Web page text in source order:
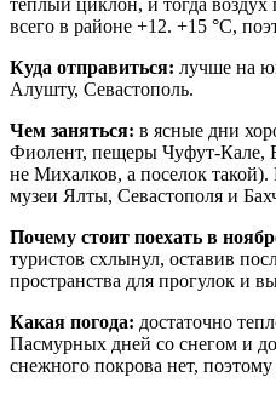
всего в районе +12. +15 °С,
Куда отправиться: лучше на
Алушту, Севастополь.
Чем заняться: в ясные дни
Фиолент, пещеры Чуфут-Кале,
не Михалков, а поселок
музеи Ялты, Севастополя и
Почему стоит поехать в
туристов схлынул, оставив
пространства для прогулок и
Какая погода: достаточно
Пасмурных дней со снегом и
снежного покрова нет,